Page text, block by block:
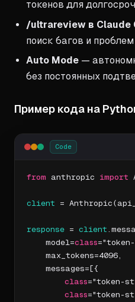
токенов для
/ultrareview в Claude
поиск багов и
Auto Mode —
без постоянных
Пример кода на
Code
from anthropic import
client =
response = client
    model=
class
    max_tokens=4096,
    messages=[{
class="token-
class="token-